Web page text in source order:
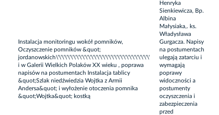
Instalacja monitoringu wokół pomników,
Oczyszczenie pomników &quot;
jordanowskich\'\'\'\'\'\'\'\'\'\'\'\'\'\'\'\'\'\'\'\'\'\'\'\'\'\'\'\'\'\'\'\'
i w Galerii Wielkich Polaków XX wieku , poprawa
napisów na postumentach Instalacja tablicy
&quot;Szlak niedźwiedzia Wojtka z Armii
Andersa&quot; i wyłożenie otoczenia pomnika
&quot;Wojtka&quot; kostką
Henryka
Sienkiewicza, Bp.
Albina
Małysiaka,. ks.
Władysława
Gurgacza. Napisy
na postumentach
ulegają zatarciu i
wymagają
poprawy
widoczności a
postumenty
oczyszczenia i
zabezpieczenia
przed